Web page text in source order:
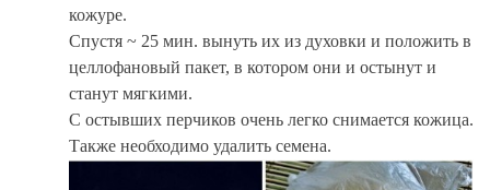
кожуре.
Спустя ~ 25 мин. вынуть их из духовки и положить в
целлофановый пакет, в котором они и остынут и
станут мягкими.
С остывших перчиков очень легко снимается кожица.
Также необходимо удалить семена.